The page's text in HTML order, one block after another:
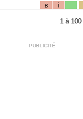
ʁ i
1 à 100
PUBLICITÉ